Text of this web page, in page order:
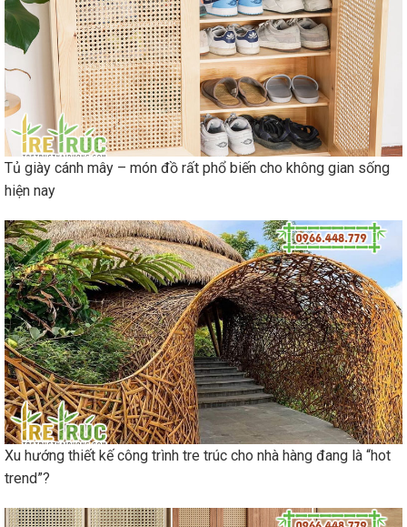
Tủ giày cánh mây – món đồ rất phổ biến cho không gian sống
hiện nay
Xu hướng thiết kế công trình tre trúc cho nhà hàng đang là “hot
trend”?